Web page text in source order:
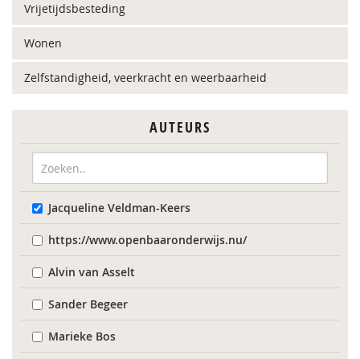
Vrijetijdsbesteding
Wonen
Zelfstandigheid, veerkracht en weerbaarheid
AUTEURS
Jacqueline Veldman-Keers
https://www.openbaaronderwijs.nu/
Alvin van Asselt
Sander Begeer
Marieke Bos